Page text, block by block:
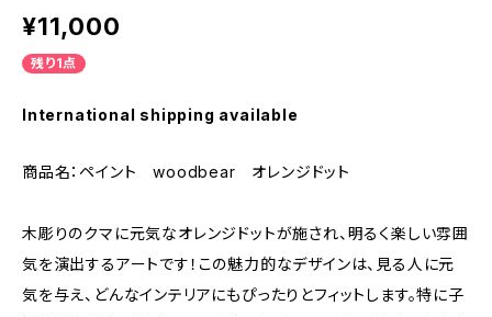
¥11,000
残り1点
International shipping available
商品名：ペイント woodbear オレンジドット
木彫りのクマに元気なオレンジドットが施され、明るく楽しい雰囲
気を演出するアートです！この魅力的なデザインは、見る人に元
気を与え、どんなインテリアにもぴったりとフィットします。特に子